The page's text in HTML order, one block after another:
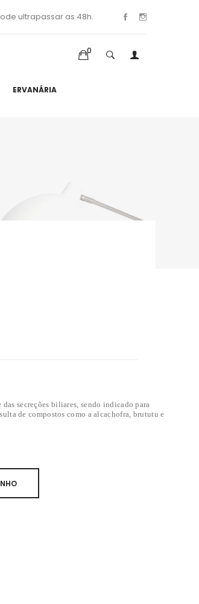
ultrapassar as 48h.
0
ERVANÁRIA
secreções biliares, sendo indicado para
de compostos como a alcachofra, brututu e